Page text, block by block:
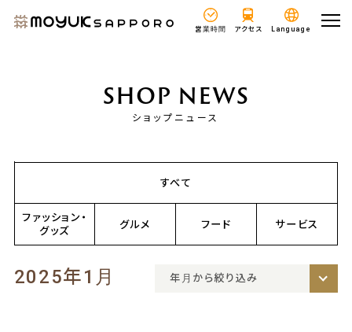
営業時間 アクセス Language
SHOP NEWS
ショップニュース
すべて
ファッション・
グッズ
グルメ フード サービス
年月から絞り込み
2025年1月